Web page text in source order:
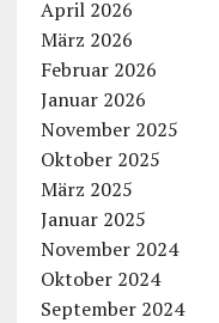
April 2026
März 2026
Februar 2026
Januar 2026
November 2025
Oktober 2025
März 2025
Januar 2025
November 2024
Oktober 2024
September 2024